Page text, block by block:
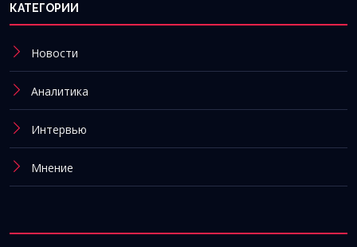
КАТЕГОРИИ
Новости
Аналитика
Интервью
Мнение